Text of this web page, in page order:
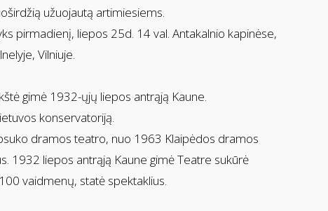
užuojautą artimiesiems.
pirmadienį, liepos 25d. 14 val. Antakalnio kapinėse,
Vilniuje.
gimė 1932-ųjų liepos antrąją Kaune.
konservatoriją.
dramos teatro, nuo 1963 Klaipėdos dramos
1932 liepos antrąją Kaune gimė Teatre sukūrė
vaidmenų, statė spektaklius.